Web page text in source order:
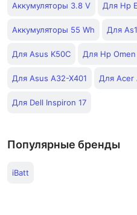
Аккумуляторы 3.8 V Для Hp
Аккумуляторы 55 Wh Для
Для Asus K50C Для Hp Omen
Для Asus A32-X401 Для Acer
Для Dell Inspiron 17
Популярные бренды
iBatt